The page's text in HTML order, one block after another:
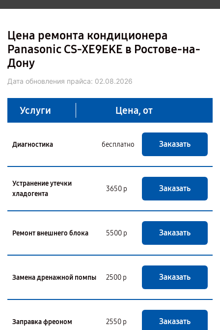
Цена ремонта кондиционера
Panasonic CS-XE9EKE в Ростове-на-
Дону
Дата обновления прайса: 02.08.2026
Услуги Цена, от
Диагностика бесплатно Заказать
Устранение утечки
хладогента
3650 р Заказать
Ремонт внешнего блока 5500 р Заказать
Замена дренажной помпы 2500 р Заказать
Заправка фреоном 2550 р Заказать